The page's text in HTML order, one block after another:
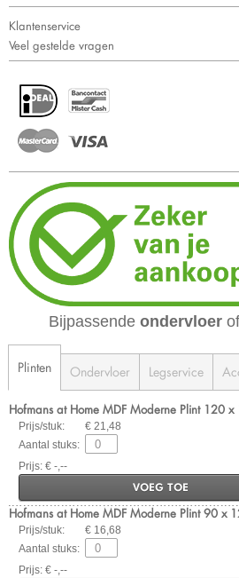
Klantenservice
Veel gestelde vragen
Bijpassende ondervloer of
Plinten Ondervloer Legservice
Hofmans at Home MDF Moderne Plint 120 x
Prijs/stuk:
€ 21,48
Aantal stuks:
Prijs: € -,--
VOEG TOE
Hofmans at Home MDF Moderne Plint 90 x
Prijs/stuk:
€ 16,68
Aantal stuks:
Prijs: € -,--